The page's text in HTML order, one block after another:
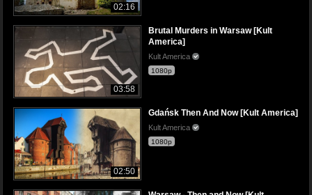
02:16
03:58
Brutal Murders in Warsaw [Kult
America]
Kult America
1080p
02:50
Gdańsk Then And Now [Kult America]
Kult America
1080p